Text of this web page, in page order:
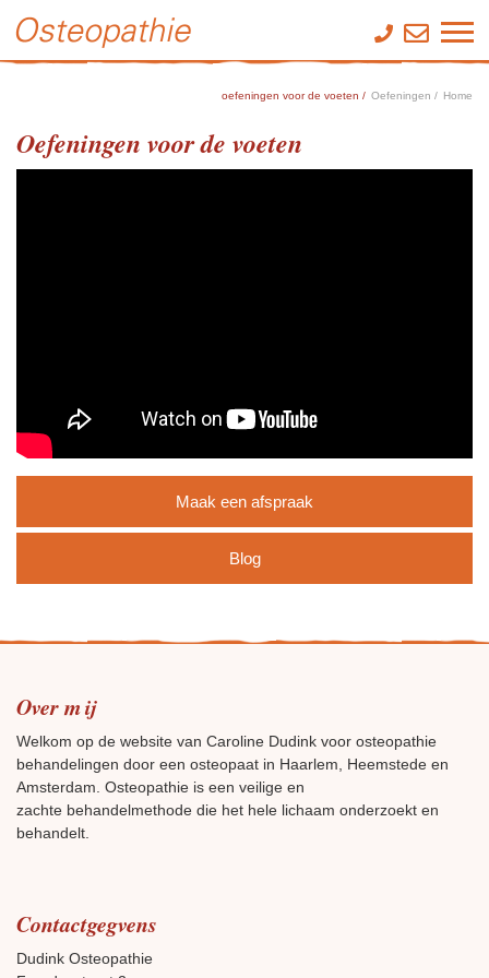
Home
Oefeningen /
oefeningen voor de voeten /
Oefeningen voor de voeten
Maak een afspraak
Blog
Over mij
Welkom op de website van Caroline Dudink voor osteopathie
behandelingen door een osteopaat in Haarlem, Heemstede en
Amsterdam. Osteopathie is een veilige en
zachte behandelmethode die het hele lichaam onderzoekt en
behandelt.
Contactgegvens
Dudink Osteopathie